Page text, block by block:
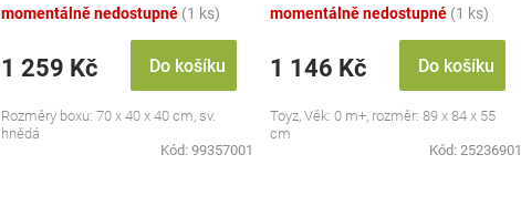
momentálně nedostupné (1 ks)
1 259 Kč Do košíku
Rozměry boxu: 70 x 40 x 40 cm, sv.
hnědá
Kód: 99357001
momentálně nedostupné (1 ks)
1 146 Kč Do košíku
Toyz, Věk: 0 m+, rozměr: 89 x 84 x 55
cm
Kód: 25236901